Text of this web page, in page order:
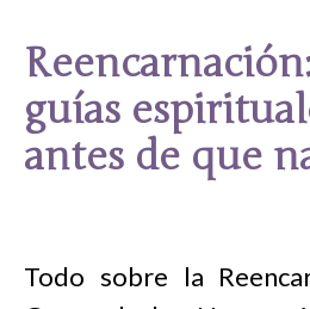
guías
antes de que
Todo sobre la